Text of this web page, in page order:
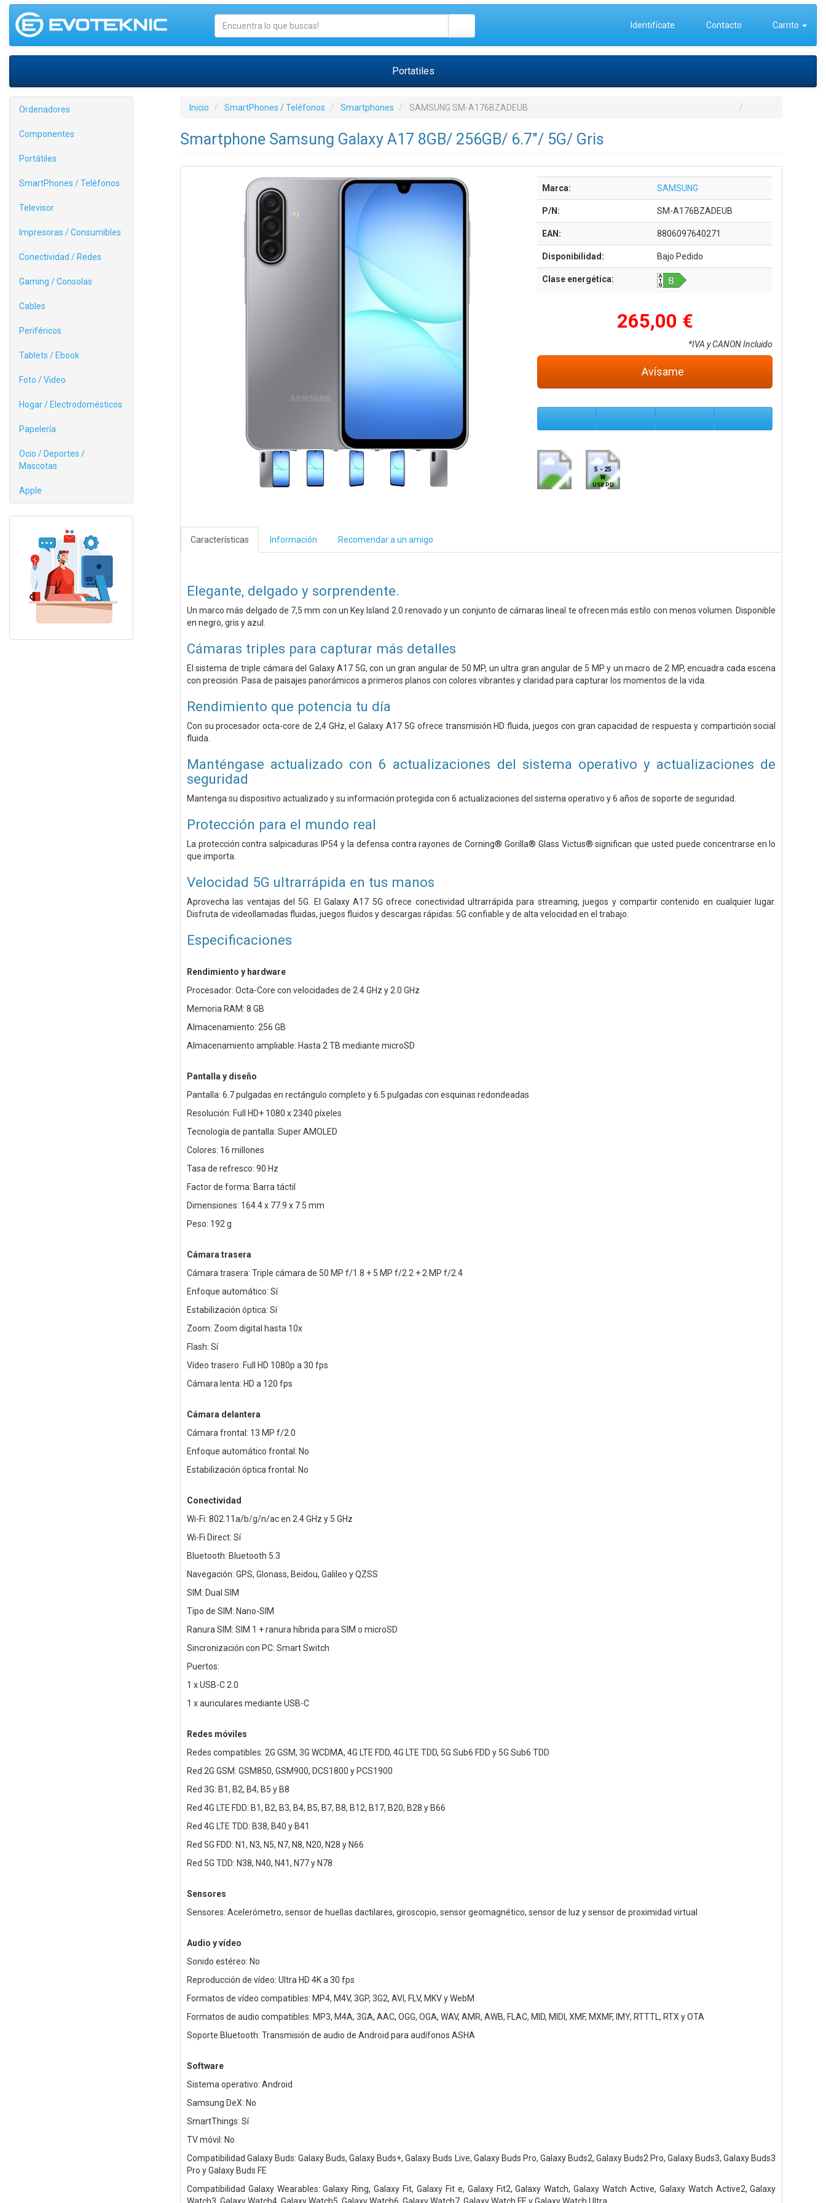
Identifícate Contacto Carrito
Portatiles
Ordenadores
Componentes
Portátiles
SmartPhones / Teléfonos
Televisor
Impresoras / Consumibles
Conectividad / Redes
Gaming / Consolas
Cables
Periféricos
Tablets / Ebook
Foto / Video
Hogar / Electrodomésticos
Papelería
Ocio / Deportes /
Mascotas
Apple
Inicio SmartPhones / Teléfonos Smartphones SAMSUNG SM-A176BZADEUB
Smartphone Samsung Galaxy A17 8GB/ 256GB/ 6.7"/ 5G/ Gris
Marca: SAMSUNG
P/N: SM-A176BZADEUB
EAN: 8806097640271
Disponibilidad: Bajo Pedido
Clase energética:
265,00 €
*IVA y CANON Incluido
Avísame
5 - 25
W
USB PD
Características Información Recomendar a un amigo
Elegante, delgado y sorprendente.
Un marco más delgado de 7,5 mm con un Key Island 2.0 renovado y un conjunto de cámaras lineal te ofrecen más estilo con menos volumen. Disponible
en negro, gris y azul.
Cámaras triples para capturar más detalles
El sistema de triple cámara del Galaxy A17 5G, con un gran angular de 50 MP, un ultra gran angular de 5 MP y un macro de 2 MP, encuadra cada escena
con precisión. Pasa de paisajes panorámicos a primeros planos con colores vibrantes y claridad para capturar los momentos de la vida.
Rendimiento que potencia tu día
Con su procesador octa-core de 2,4 GHz, el Galaxy A17 5G ofrece transmisión HD fluida, juegos con gran capacidad de respuesta y compartición social
fluida.
Manténgase actualizado con 6 actualizaciones del sistema operativo y actualizaciones de
seguridad
Mantenga su dispositivo actualizado y su información protegida con 6 actualizaciones del sistema operativo y 6 años de soporte de seguridad.
Protección para el mundo real
La protección contra salpicaduras IP54 y la defensa contra rayones de Corning® Gorilla® Glass Victus® significan que usted puede concentrarse en lo
que importa.
Velocidad 5G ultrarrápida en tus manos
Aprovecha las ventajas del 5G. El Galaxy A17 5G ofrece conectividad ultrarrápida para streaming, juegos y compartir contenido en cualquier lugar.
Disfruta de videollamadas fluidas, juegos fluidos y descargas rápidas: 5G confiable y de alta velocidad en el trabajo.
Especificaciones
Rendimiento y hardware
Procesador: Octa-Core con velocidades de 2.4 GHz y 2.0 GHz
Memoria RAM: 8 GB
Almacenamiento: 256 GB
Almacenamiento ampliable: Hasta 2 TB mediante microSD
Pantalla y diseño
Pantalla: 6.7 pulgadas en rectángulo completo y 6.5 pulgadas con esquinas redondeadas
Resolución: Full HD+ 1080 x 2340 píxeles
Tecnología de pantalla: Super AMOLED
Colores: 16 millones
Tasa de refresco: 90 Hz
Factor de forma: Barra táctil
Dimensiones: 164.4 x 77.9 x 7.5 mm
Peso: 192 g
Cámara trasera
Cámara trasera: Triple cámara de 50 MP f/1.8 + 5 MP f/2.2 + 2 MP f/2.4
Enfoque automático: Sí
Estabilización óptica: Sí
Zoom: Zoom digital hasta 10x
Flash: Sí
Vídeo trasero: Full HD 1080p a 30 fps
Cámara lenta: HD a 120 fps
Cámara delantera
Cámara frontal: 13 MP f/2.0
Enfoque automático frontal: No
Estabilización óptica frontal: No
Conectividad
Wi-Fi: 802.11a/b/g/n/ac en 2.4 GHz y 5 GHz
Wi-Fi Direct: Sí
Bluetooth: Bluetooth 5.3
Navegación: GPS, Glonass, Beidou, Galileo y QZSS
SIM: Dual SIM
Tipo de SIM: Nano-SIM
Ranura SIM: SIM 1 + ranura híbrida para SIM o microSD
Sincronización con PC: Smart Switch
Puertos:
1 x USB-C 2.0
1 x auriculares mediante USB-C
Redes móviles
Redes compatibles: 2G GSM, 3G WCDMA, 4G LTE FDD, 4G LTE TDD, 5G Sub6 FDD y 5G Sub6 TDD
Red 2G GSM: GSM850, GSM900, DCS1800 y PCS1900
Red 3G: B1, B2, B4, B5 y B8
Red 4G LTE FDD: B1, B2, B3, B4, B5, B7, B8, B12, B17, B20, B28 y B66
Red 4G LTE TDD: B38, B40 y B41
Red 5G FDD: N1, N3, N5, N7, N8, N20, N28 y N66
Red 5G TDD: N38, N40, N41, N77 y N78
Sensores
Sensores: Acelerómetro, sensor de huellas dactilares, giroscopio, sensor geomagnético, sensor de luz y sensor de proximidad virtual
Audio y vídeo
Sonido estéreo: No
Reproducción de vídeo: Ultra HD 4K a 30 fps
Formatos de vídeo compatibles: MP4, M4V, 3GP, 3G2, AVI, FLV, MKV y WebM
Formatos de audio compatibles: MP3, M4A, 3GA, AAC, OGG, OGA, WAV, AMR, AWB, FLAC, MID, MIDI, XMF, MXMF, IMY, RTTTL, RTX y OTA
Soporte Bluetooth: Transmisión de audio de Android para audífonos ASHA
Software
Sistema operativo: Android
Samsung DeX: No
SmartThings: Sí
TV móvil: No
Compatibilidad Galaxy Buds: Galaxy Buds, Galaxy Buds+, Galaxy Buds Live, Galaxy Buds Pro, Galaxy Buds2, Galaxy Buds2 Pro, Galaxy Buds3, Galaxy Buds3
Pro y Galaxy Buds FE
Compatibilidad Galaxy Wearables: Galaxy Ring, Galaxy Fit, Galaxy Fit e, Galaxy Fit2, Galaxy Watch, Galaxy Watch Active, Galaxy Watch Active2, Galaxy